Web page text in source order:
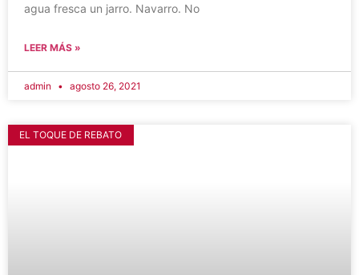
agua fresca un jarro. Navarro. No
LEER MÁS »
admin agosto 26, 2021
EL TOQUE DE REBATO